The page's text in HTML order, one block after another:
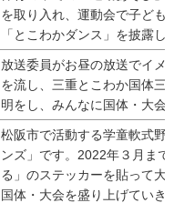
を取り入れ、運動会で子ども
「とこわかダンス」を披露し
放送委員がお昼の放送でイメ
を流し、三重とこわか国体三
明をし、みんなに国体・大会
松阪市で活動する学童軟式野
ンズ」です。2022年３月ま
る」のステッカーを貼って大
国体・大会を盛り上げていき